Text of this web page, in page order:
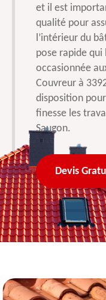
et il est
qualité pour
l’intérieur du
pose rapide
occasionnée
Couvreur à
disposition
finesse les
Saugon.
Devis